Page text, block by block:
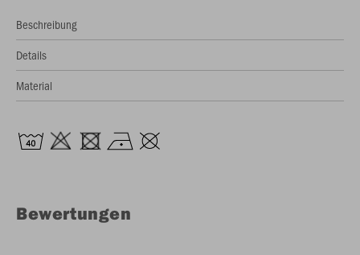
Beschreibung
Details
Material
Bewertungen